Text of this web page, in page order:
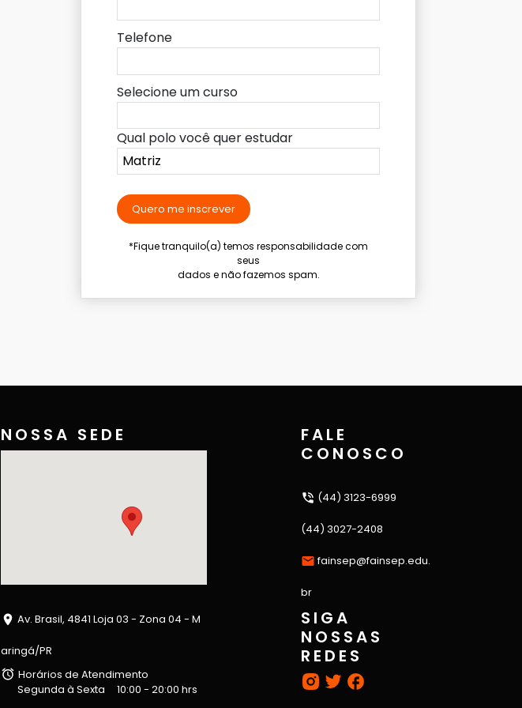
Telefone
Selecione um curso
Qual polo você quer estudar
Quero me inscrever
*Fique tranquilo(a) temos responsabilidade com
seus
dados e não fazemos spam.
NOSSA SEDE
Av. Brasil, 4841 Loja 03 - Zona 04 - M
aringá/PR
Horários de Atendimento
Segunda à Sexta
10:00 - 20:00 hrs
FALE
CONOSCO
(44) 3123-6999
(44) 3027-2408
fainsep@fainsep.edu.
br
SIGA
NOSSAS
REDES